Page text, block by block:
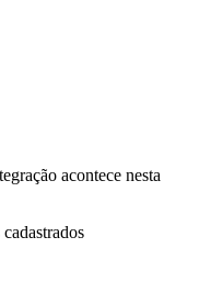
acontece nesta